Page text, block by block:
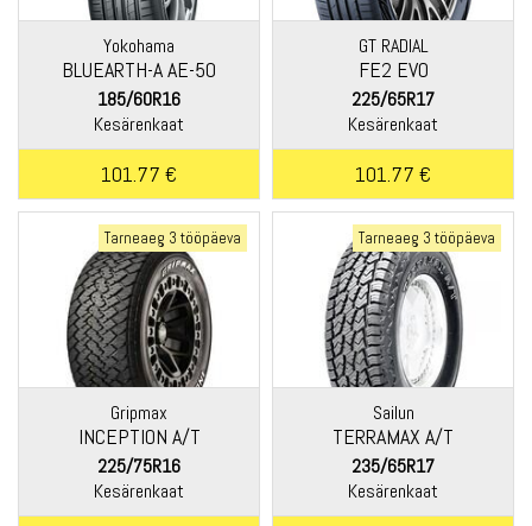
Yokohama
BLUEARTH-A AE-50
185/60R16
Kesärenkaat
101.77 €
GT RADIAL
FE2 EVO
225/65R17
Kesärenkaat
101.77 €
Tarneaeg 3 tööpäeva
Gripmax
INCEPTION A/T
225/75R16
Kesärenkaat
Tarneaeg 3 tööpäeva
Sailun
TERRAMAX A/T
235/65R17
Kesärenkaat